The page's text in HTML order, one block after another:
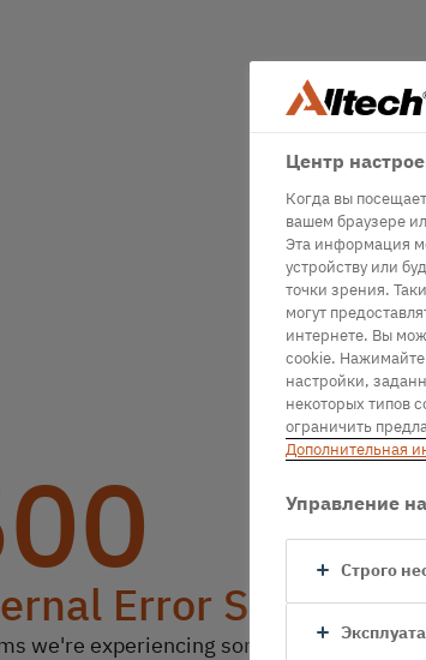
Центр
Когда вы
вашем браузере
Эта информация
устройству или
точки зрения.
могут
интернете. Вы
cookie. Нажимайте
настройки,
некоторых типов
ограничить
Дополнительная
Управление
Строго
Error Server
we're experiencing some technical